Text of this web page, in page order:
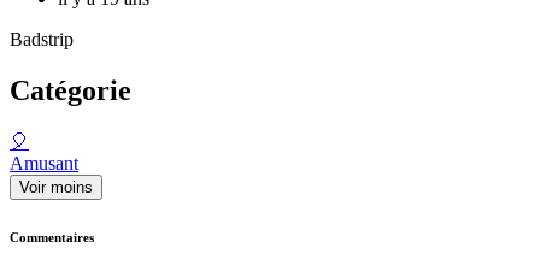
Badstrip
Catégorie
🎈
Amusant
Voir moins
Commentaires